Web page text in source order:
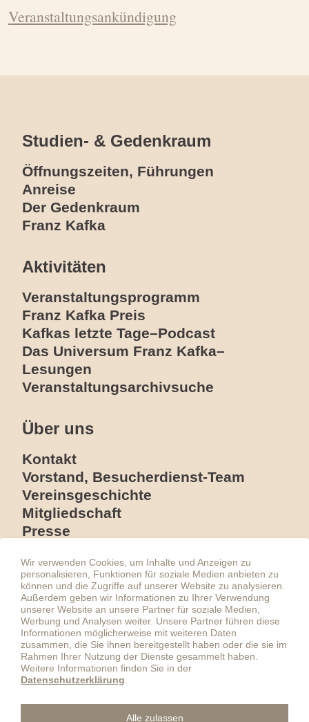
Veranstaltungsankündigung
Studien- & Gedenkraum
Öffnungszeiten, Führungen
Anreise
Der Gedenkraum
Franz Kafka
Aktivitäten
Veranstaltungsprogramm
Franz Kafka Preis
Kafkas letzte Tage–Podcast
Das Universum Franz Kafka–
Lesungen
Veranstaltungsarchivsuche
Über uns
Kontakt
Vorstand, Besucherdienst-Team
Vereinsgeschichte
Mitgliedschaft
Presse
ÖSTERREICHISCHE FRANZ
KAFKA GESELLSCHAFT
C/O ÖSTERREICHISCHE
GESELLSCHAFT FÜR
LITERATUR
HERRENGASSE 5
Wir verwenden Cookies, um Inhalte und Anzeigen zu
personalisieren, Funktionen für soziale Medien anbieten zu
können und die Zugriffe auf unserer Website zu analysieren.
Außerdem geben wir Informationen zu Ihrer Verwendung
unserer Website an unsere Partner für soziale Medien,
Werbung und Analysen weiter. Unsere Partner führen diese
Informationen möglicherweise mit weiteren Daten
zusammen, die Sie ihnen bereitgestellt haben oder die sie im
Rahmen Ihrer Nutzung der Dienste gesammelt haben.
Weitere Informationen finden Sie in der
Datenschutzerklärung
Alle zulassen